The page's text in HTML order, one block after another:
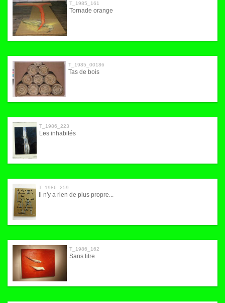
T_1985_161
Tornade orange
T_1985_00186
Tas de bois
T_1986_223
Les inhabités
T_1986_259
Il n'y a rien de plus propre...
T_1986_162
Sans titre